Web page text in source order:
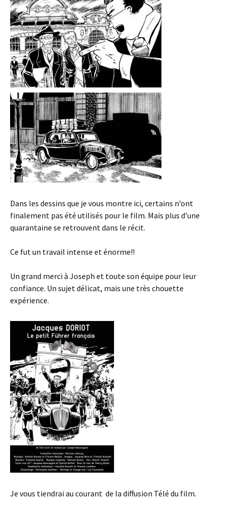
Dans les dessins que je vous montre ici, certains n’ont
finalement pas été utilisés pour le film. Mais plus d’une
quarantaine se retrouvent dans le récit.
Ce fut un travail intense et énorme!!
Un grand merci à Joseph et toute son équipe pour leur
confiance. Un sujet délicat, mais une très chouette
expérience.
Je vous tiendrai au courant de la diffusion Télé du film.